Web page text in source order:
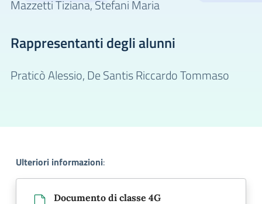
Mazzetti Tiziana,Stefani Maria
Rappresentanti degli alunni
Praticò Alessio,De Santis Riccardo Tommaso
Ulteriori informazioni:
Documento di classe 4G